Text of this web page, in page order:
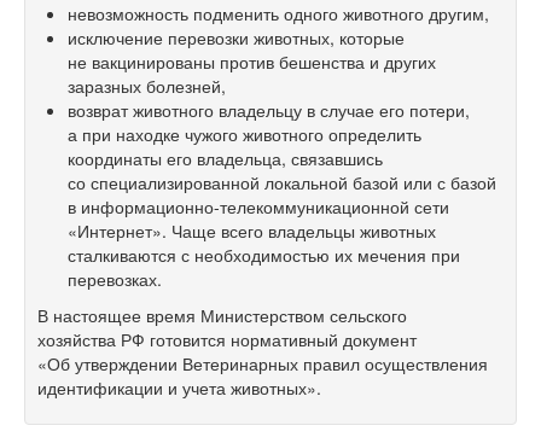
невозможность подменить одного животного другим,
исключение перевозки животных, которые
не вакцинированы против бешенства и других
заразных болезней,
возврат животного владельцу в случае его потери,
а при находке чужого животного определить
координаты его владельца, связавшись
со специализированной локальной базой или с базой
в информационно-телекоммуникационной сети
«Интернет». Чаще всего владельцы животных
сталкиваются с необходимостью их мечения при
перевозках.
В настоящее время Министерством сельского
хозяйства РФ готовится нормативный документ
«Об утверждении Ветеринарных правил осуществления
идентификации и учета животных».